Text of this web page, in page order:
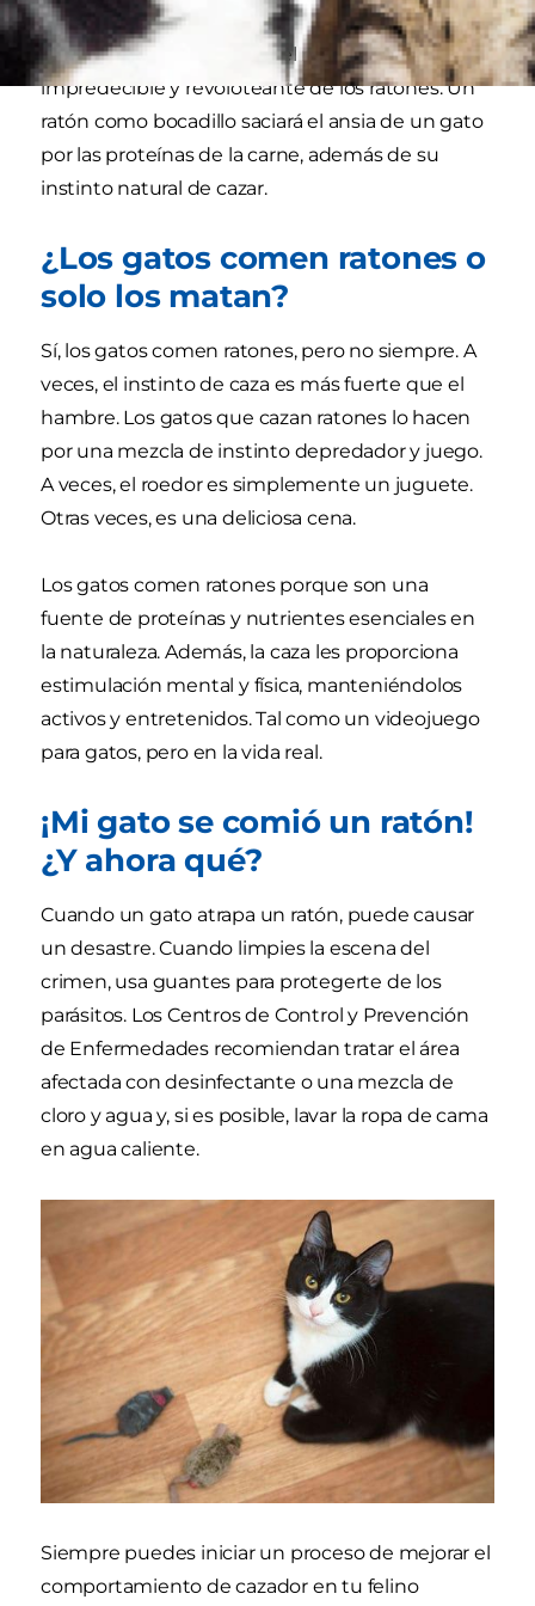
También son atraídos por el movimiento
impredecible y revoloteante de los ratones. Un
ratón como bocadillo saciará el ansia de un gato
por las proteínas de la carne, además de su
instinto natural de cazar.
¿Los gatos comen ratones o
solo los matan?
Sí, los gatos comen ratones, pero no siempre. A
veces, el instinto de caza es más fuerte que el
hambre. Los gatos que cazan ratones lo hacen
por una mezcla de instinto depredador y juego.
A veces, el roedor es simplemente un juguete.
Otras veces, es una deliciosa cena.
Los gatos comen ratones porque son una
fuente de proteínas y nutrientes esenciales en
la naturaleza. Además, la caza les proporciona
estimulación mental y física, manteniéndolos
activos y entretenidos. Tal como un videojuego
para gatos, pero en la vida real.
¡Mi gato se comió un ratón!
¿Y ahora qué?
Cuando un gato atrapa un ratón, puede causar
un desastre. Cuando limpies la escena del
crimen, usa guantes para protegerte de los
parásitos. Los Centros de Control y Prevención
de Enfermedades recomiendan tratar el área
afectada con desinfectante o una mezcla de
cloro y agua y, si es posible, lavar la ropa de cama
en agua caliente.
Siempre puedes iniciar un proceso de mejorar el
comportamiento de cazador en tu felino